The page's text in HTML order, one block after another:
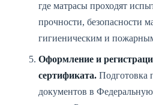
где матрасы проходят
прочности, безопасности
гигиеническим и
Оформление и
сертификата. Подготовка
документов в